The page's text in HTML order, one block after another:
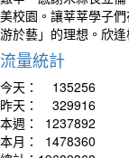
美校園。讓莘莘學子
游於藝」的理想。欣
流量統計
今天：
135256
昨天：
329916
本週：
1237892
本月：
1478360